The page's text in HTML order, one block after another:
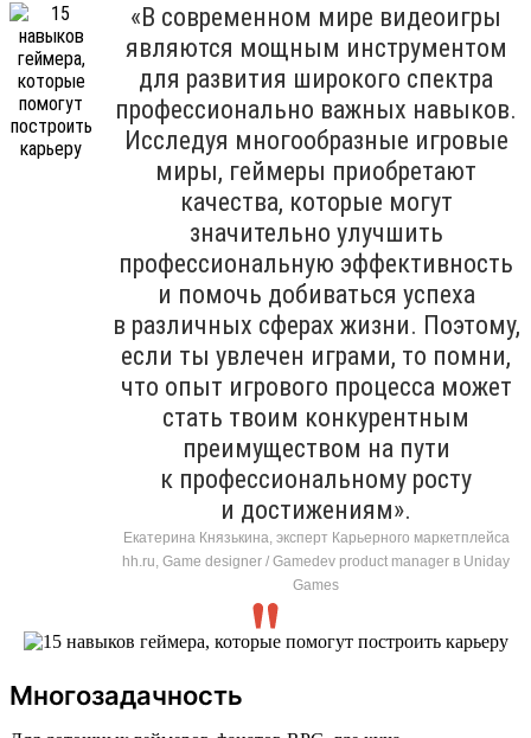
«В современном мире видеоигры
являются мощным инструментом
для развития широкого спектра
профессионально важных навыков.
Исследуя многообразные игровые
миры, геймеры приобретают
качества, которые могут
значительно улучшить
профессиональную эффективность
и помочь добиваться успеха
в различных сферах жизни. Поэтому,
если ты увлечен играми, то помни,
что опыт игрового процесса может
стать твоим конкурентным
преимуществом на пути
к профессиональному росту
и достижениям».
Екатерина Князькина, эксперт Карьерного маркетплейса
hh.ru, Game designer / Gamedev product manager в Uniday
Games
Многозадачность